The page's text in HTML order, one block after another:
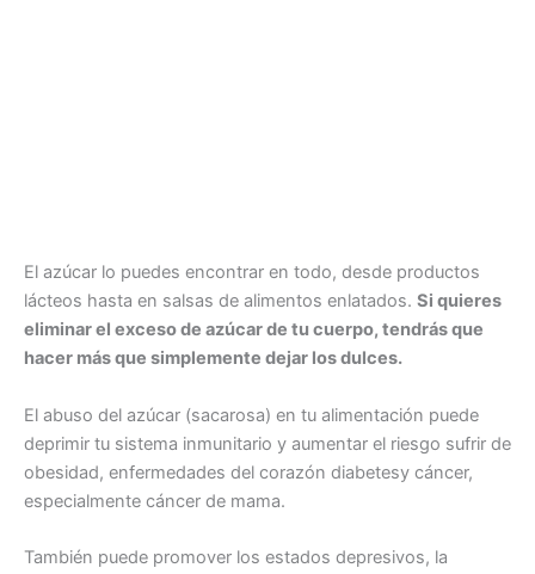
El azúcar lo puedes encontrar en todo, desde productos
lácteos hasta en salsas de alimentos enlatados. Si quieres
eliminar el exceso de azúcar de tu cuerpo, tendrás que
hacer más que simplemente dejar los dulces.
El abuso del azúcar (sacarosa) en tu alimentación puede
deprimir tu sistema inmunitario y aumentar el riesgo sufrir de
obesidad, enfermedades del corazón diabetesy cáncer,
especialmente cáncer de mama.
También puede promover los estados depresivos, la